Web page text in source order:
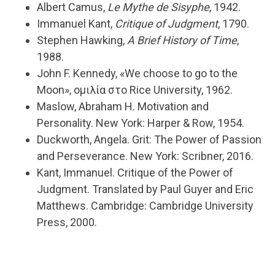
Albert Camus, Le Mythe de Sisyphe, 1942.
Immanuel Kant, Critique of Judgment, 1790.
Stephen Hawking, A Brief History of Time,
1988.
John F. Kennedy, «We choose to go to the
Moon», ομιλία στο Rice University, 1962.
Maslow, Abraham H. Motivation and
Personality. New York: Harper & Row, 1954.
Duckworth, Angela. Grit: The Power of Passion
and Perseverance. New York: Scribner, 2016.
Kant, Immanuel. Critique of the Power of
Judgment. Translated by Paul Guyer and Eric
Matthews. Cambridge: Cambridge University
Press, 2000.